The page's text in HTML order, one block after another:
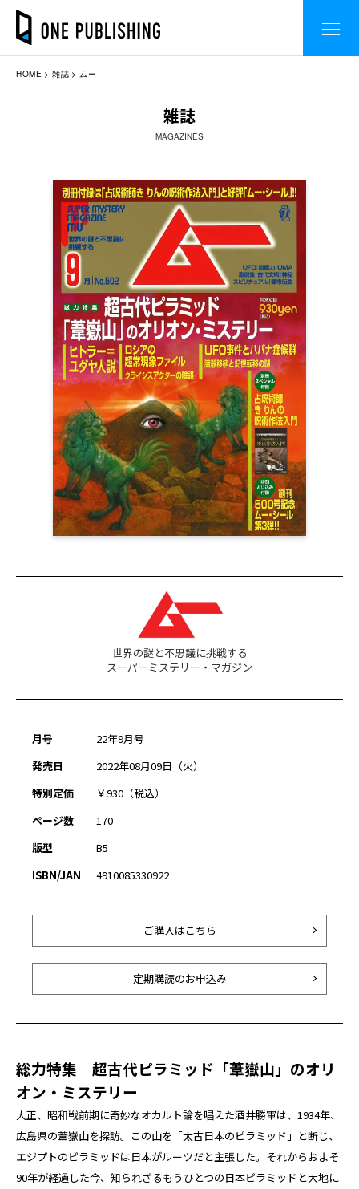
HOME 雑誌 ムー
雑誌
MAGAZINES
世界の謎と不思議に挑戦する
スーパーミステリー・マガジン
月号
22年9月号
発売日
2022年08月09日（火）
特別定価
￥930（税込）
ページ数
170
版型
B5
ISBN/JAN
4910085330922
ご購入はこちら
定期購読のお申込み
総力特集 超古代ピラミッド「葦嶽山」のオリ
オン・ミステリー
大正、昭和戦前期に奇妙なオカルト論を唱えた酒井勝軍は、1934年、
広島県の葦嶽山を探訪。この山を「太古日本のピラミッド」と断じ、
エジプトのピラミッドは日本がルーツだと主張した。それからおよそ
90年が経過した今、知られざるもうひとつの日本ピラミッドと大地に